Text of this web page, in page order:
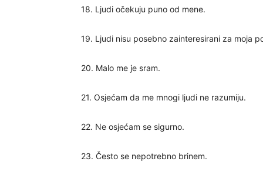
18. Ljudi očekuju puno od mene.
19. Ljudi nisu posebno zainteresirani za moja
20. Malo me je sram.
21. Osjećam da me mnogi ljudi ne razumiju.
22. Ne osjećam se sigurno.
23. Često se nepotrebno brinem.